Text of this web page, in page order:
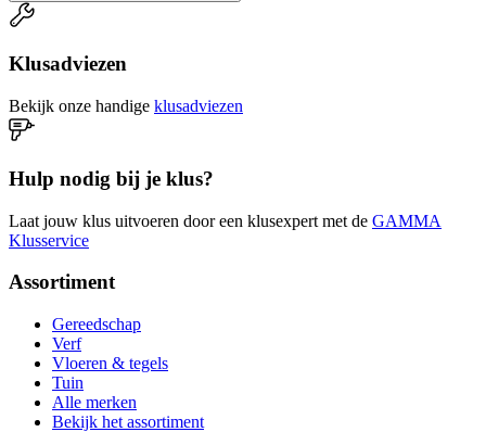
Klusadviezen
Bekijk onze handige klusadviezen
Hulp nodig bij je klus?
Laat jouw klus uitvoeren door een klusexpert met de GAMMA
Klusservice
Assortiment
Gereedschap
Verf
Vloeren & tegels
Tuin
Alle merken
Bekijk het assortiment